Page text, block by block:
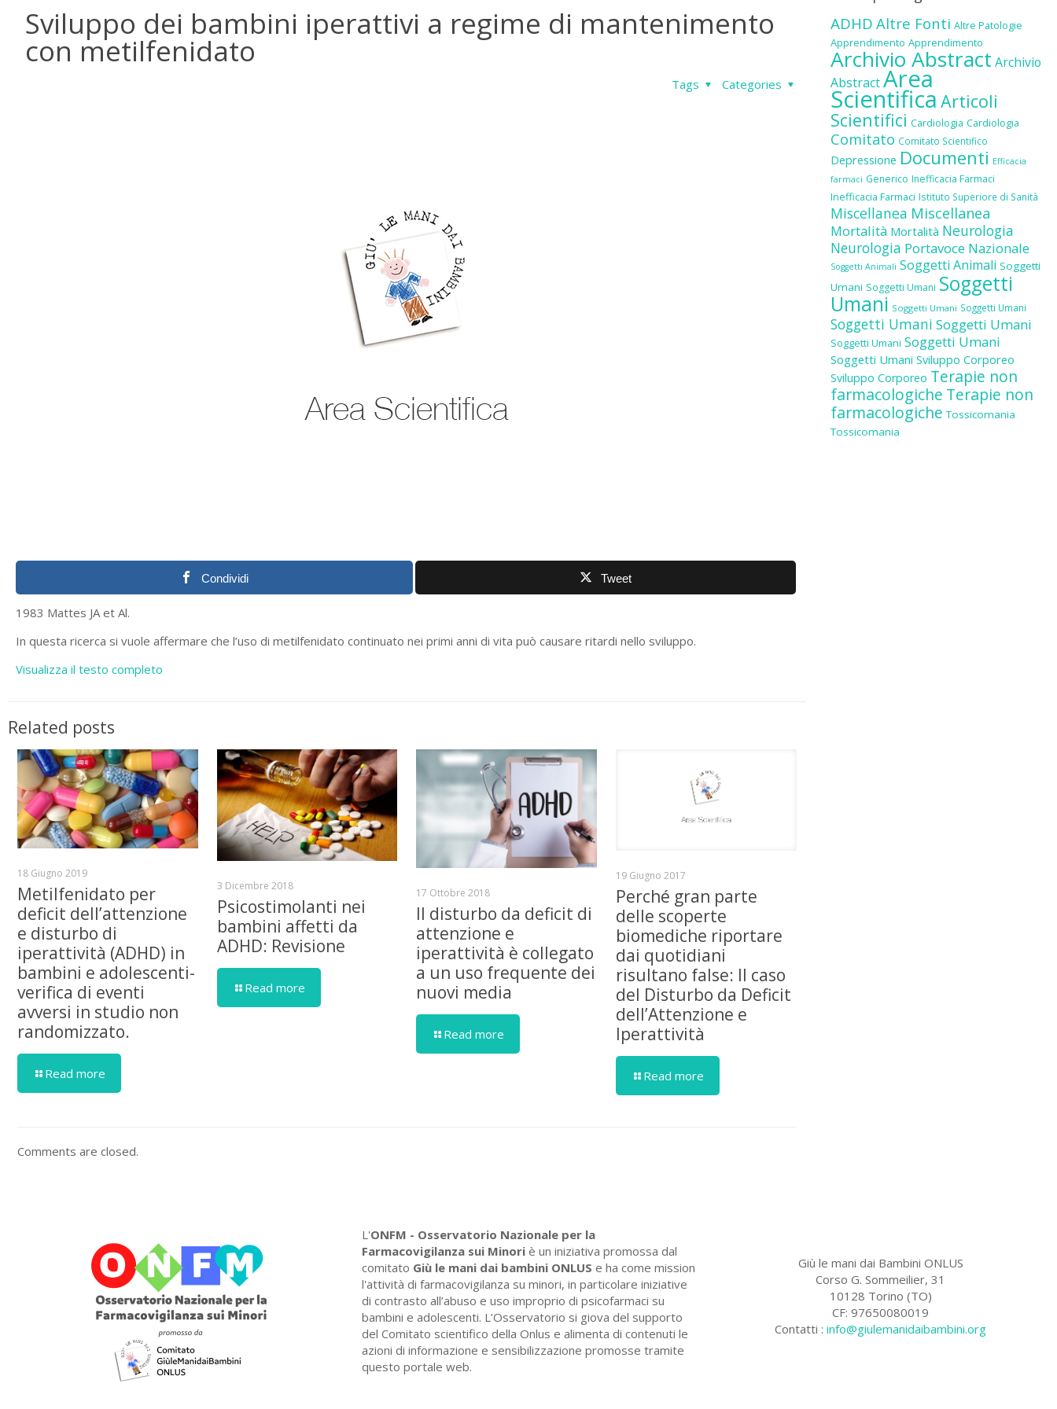
Sviluppo dei bambini iperattivi a regime di mantenimento
con metilfenidato
Categories
Tags
Condividi Tweet
1983 Mattes JA et Al.
In questa ricerca si vuole affermare che l’uso di metilfenidato continuato nei primi anni di vita può causare ritardi nello sviluppo.
Visualizza il testo completo
Related posts
18 Giugno 2019
Metilfenidato per
deficit dell’attenzione
e disturbo di
iperattività (ADHD) in
bambini e adolescenti-
verifica di eventi
avversi in studio non
randomizzato.
Read more
3 Dicembre 2018
Psicostimolanti nei
bambini affetti da
ADHD: Revisione
Read more
17 Ottobre 2018
Il disturbo da deficit di
attenzione e
iperattività è collegato
a un uso frequente dei
nuovi media
Read more
19 Giugno 2017
Perché gran parte
delle scoperte
biomediche riportare
dai quotidiani
risultano false: Il caso
del Disturbo da Deficit
dell’Attenzione e
Iperattività
Read more
Comments are closed.
ADHD Altre Fonti Altre Patologie
Apprendimento Apprendimento
Archivio Abstract Archivio
AbstractArea
Scientifica Articoli
Scientifici Cardiologia Cardiologia
Comitato Comitato Scientifico
Depressione Documenti Efficacia
farmaci Generico Inefficacia Farmaci
Inefficacia Farmaci Istituto Superiore di Sanità
Miscellanea Miscellanea
Mortalità Mortalità Neurologia
Neurologia Portavoce Nazionale
Soggetti Animali Soggetti Animali Soggetti
Umani Soggetti Umani Soggetti
Umani Soggetti Umani Soggetti Umani
Soggetti Umani Soggetti Umani
Soggetti Umani Soggetti Umani
Soggetti Umani Sviluppo Corporeo
Sviluppo Corporeo Terapie non
farmacologiche Terapie non
farmacologiche Tossicomania
Tossicomania
L'ONFM - Osservatorio Nazionale per la
Farmacovigilanza sui Minori è un iniziativa promossa dal
comitato Giù le mani dai bambini ONLUS e ha come mission
l'attività di farmacovigilanza su minori, in particolare iniziative
di contrasto all’abuso e uso improprio di psicofarmaci su
bambini e adolescenti. L’Osservatorio si giova del supporto
del Comitato scientifico della Onlus e alimenta di contenuti le
azioni di informazione e sensibilizzazione promosse tramite
questo portale web.
Giù le mani dai Bambini ONLUS
Corso G. Sommeilier, 31
10128 Torino (TO)
CF: 97650080019
Contatti :info@giulemanidaibambini.org